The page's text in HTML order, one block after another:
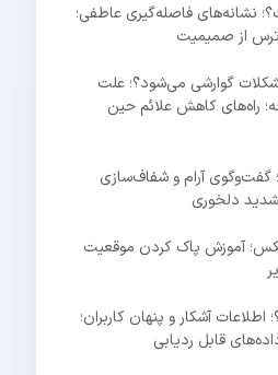
نشانه‌های فاصله‌گیری عاطفی؛
ترس از صمیمیت
گوارشی می‌شود؟؛ علت
راه‌های کاهش علائم حین
گفت‌وگوی آرام و شفاف‌سازی
دلخوری
آموزش پاک کردن موقعیت
آشکار و پنهان کاربران؛
قابل ردیابی